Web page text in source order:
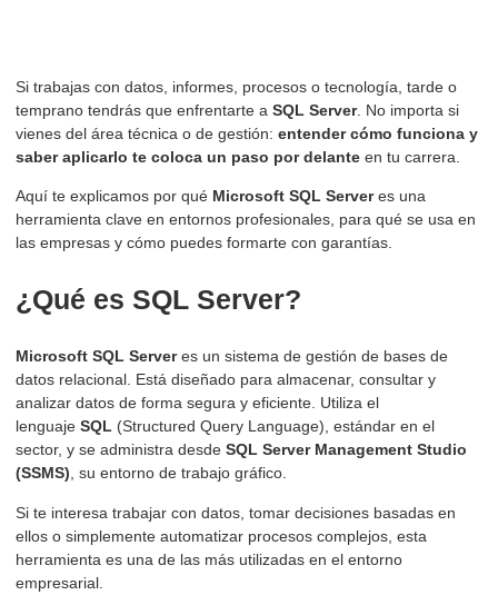
Si trabajas con datos, informes, procesos o tecnología, tarde o
temprano tendrás que enfrentarte a SQL Server. No importa si
vienes del área técnica o de gestión: entender cómo funciona y
saber aplicarlo te coloca un paso por delante en tu carrera.
Aquí te explicamos por qué Microsoft SQL Serveres una
herramienta clave en entornos profesionales, para qué se usa en
las empresas y cómo puedes formarte con garantías.
¿Qué es SQL Server?
Microsoft SQL Serveres un sistema de gestión de bases de
datos relacional. Está diseñado para almacenar, consultar y
analizar datos de forma segura y eficiente. Utiliza el
lenguaje SQL (Structured Query Language), estándar en el
sector, y se administra desde SQL Server Management Studio
(SSMS), su entorno de trabajo gráfico.
Si te interesa trabajar con datos, tomar decisiones basadas en
ellos o simplemente automatizar procesos complejos, esta
herramienta es una de las más utilizadas en el entorno
empresarial.